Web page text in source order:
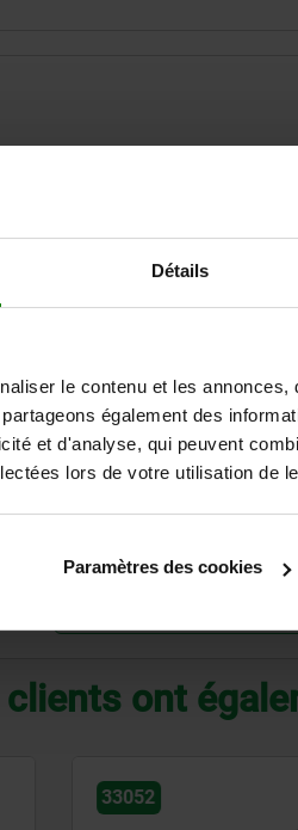
Détails
le contenu et les
également des
et d'analyse, qui peuvent
lors de votre utilisation de
Paramètres des cookies
AGRANDIR LE TABLEAU
à intervalles réguliers.
L
clients ont